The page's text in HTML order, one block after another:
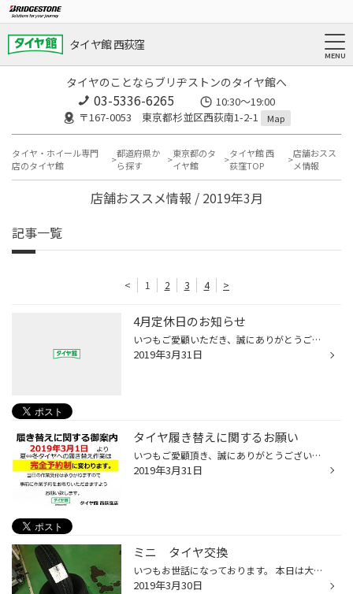
タイヤ館 西荻窪
タイヤのことならブリヂストンのタイヤ館へ
03-5336-6265
10:30～19:00
〒167-0053 東京都杉並区西荻南1-2-1
Map
タイヤ・ホイール専門
店のタイヤ館
都道府県か
ら探す
東京都のタ
イヤ館
タイヤ館 西
荻窪TOP
店舗おスス
メ情報
店舗おススメ情報 / 2019年3月
記事一覧
< 1 2 3 4 >
4月定休日のお知らせ
いつもご愛顧いただき、誠にありがとうございます。 4月は、3日（水）・10日（水）17日（水）24 (水) を定休日とさせて頂きます。 何卒、宜しくお願い申し上げます。
2019年3月31日
タイヤ履き替えに関するお願い
いつもご愛顧頂き、誠にありがとうございます。 タイヤ館西荻窪店は、2019年3月1日より、 冬⇔夏タイヤへの履き替えが完全予約制となっております。 当日の作業受付は承りかねますので、 事前の作業予約をお取りいただきますよう 何卒、よろしくお願い申し上げます。
2019年3月31日
ミニ タイヤ交換
いつもお世話になっております。 本日は大変珍しい車のタイヤ交換をさせて頂きました。 交換するタイヤはこちらです。 SF-248 10インチタイヤになります。 車種はミニ！ こちらのタイヤを綺麗に塗装されたホイールに組み込み。 これでホイールとタイヤのリフレッシュ完了です。
2019年3月30日